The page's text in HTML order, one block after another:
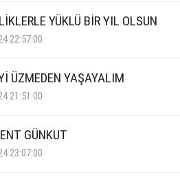
YÜKLÜ BİR YIL OLSUN
22:57:00
ÜZMEDEN YAŞAYALIM
21:51:00
GÜNKUT
23:07:00